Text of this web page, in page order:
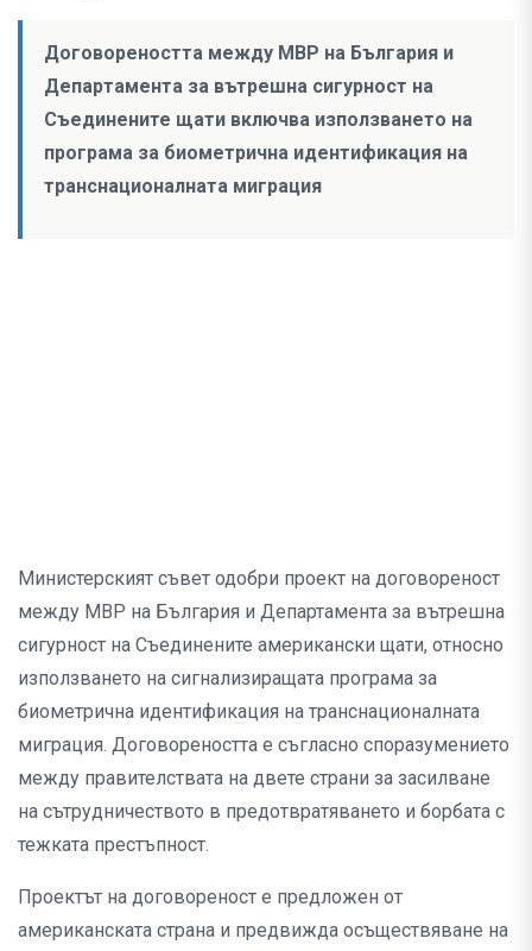
Договореността между МВР на България и
Департамента за вътрешна сигурност на
Съединените щати включва използването на
програма за биометрична идентификация на
транснационалната миграция
Министерският съвет одобри проект на договореност
между МВР на България и Департамента за вътрешна
сигурност на Съединените американски щати, относно
използването на сигнализиращата програма за
биометрична идентификация на транснационалната
миграция. Договореността е съгласно споразумението
между правителствата на двете страни за засилване
на сътрудничеството в предотвратяването и борбата с
тежката престъпност.
Проектът на договореност е предложен от
американската страна и предвижда осъществяване на